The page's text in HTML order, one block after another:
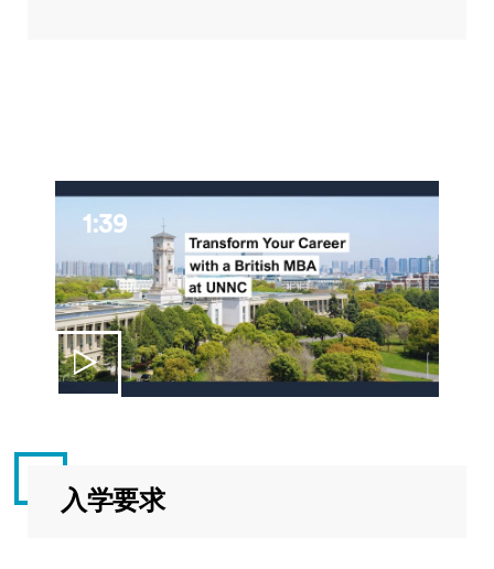
1:39
入学要求